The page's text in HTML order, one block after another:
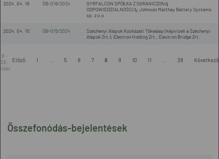
Összefonódás-bejelentések
2024. 04. 16 ÖB-016/2024
GYRFALCON SPÓŁKA Z OGRANICZONĄ
ODPOWIEDZIALNOŚCIĄ; Johnson Matthey Battery Systems
sp. z o.o.
2024. 04. 10 ÖB-015/2024
Széchenyi Alapok Kockázati Tőkealap (képviseli a Széchenyi
Alapok Zrt.); Electron Holding Zrt., Electron Bridge Zrt.
8 -
38.
Előző 1 5 6 7 8 9 10 11 38 Következő